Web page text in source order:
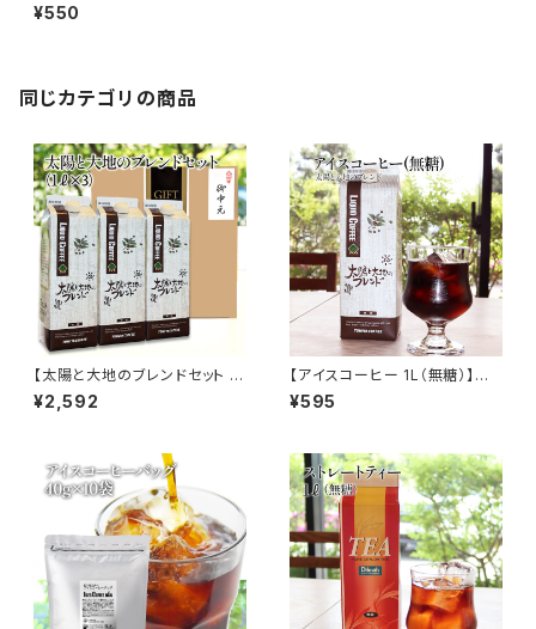
500ml 】 すりおろし 玉ねぎ サ
ラダ 肉料理 ドレッシング 万能
¥550
同じカテゴリの商品
【太陽と大地のブレンドセット 1L
×3本 アイスコーヒー（無糖）】太
陽と大地のブレンド リキッド ア
中元
¥2,592
【アイスコーヒー 1L（無糖）】太
陽と大地のブレンド リキッド ア
イス 自家焙煎 ドリップ トミヤコ
¥595